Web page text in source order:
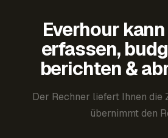
Everhour
erfassen,
berichten &
Der Rechner liefert Ihnen
übernimmt den